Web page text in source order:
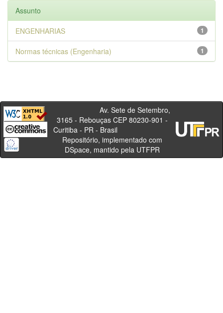
Assunto
1
ENGENHARIAS
1
Normas técnicas (Engenharia)
Av. Sete de Setembro,
3165 - Rebouças CEP 80230-901 -
Curitiba - PR - Brasil
Repositório, implementado com
DSpace, mantido pela UTFPR